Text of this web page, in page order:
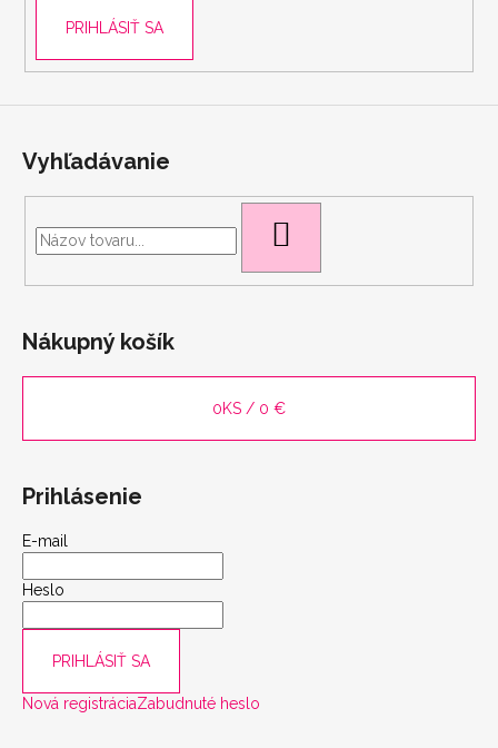
PRIHLÁSIŤ SA
Vyhľadávanie
Nákupný košík
0KS / 0 €
Prihlásenie
E-mail
Heslo
PRIHLÁSIŤ SA
Nová registráciaZabudnuté heslo